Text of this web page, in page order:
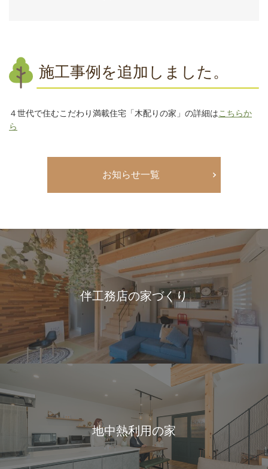
施工事例を追加しました。
４世代で住むこだわり満載住宅「木配りの家」の詳細はこちらか
ら
お知らせ一覧
伴工務店の家づくり
地中熱利用の家